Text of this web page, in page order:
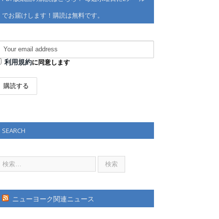
でお届けします！購読は無料です。
利用規約に同意します
SEARCH
ニューヨーク関連ニュース